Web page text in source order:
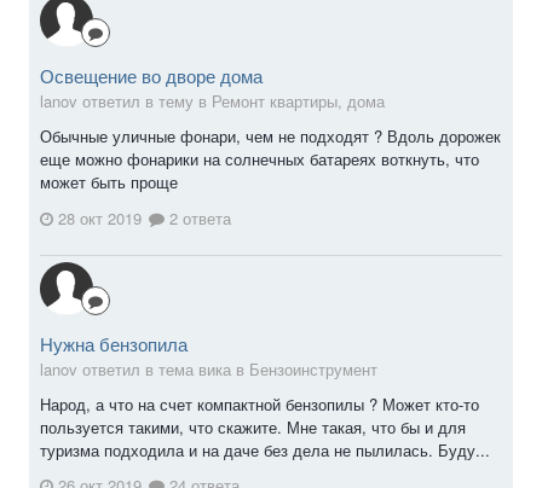
Освещение во дворе дома
lanov ответил в тему в Ремонт квартиры, дома
Обычные уличные фонари, чем не подходят ? Вдоль дорожек
еще можно фонарики на солнечных батареях воткнуть, что
может быть проще
28 окт 2019
2 ответа
Нужна бензопила
lanov ответил в тема вика в Бензоинструмент
Народ, а что на счет компактной бензопилы ? Может кто-то
пользуется такими, что скажите. Мне такая, что бы и для
туризма подходила и на даче без дела не пылилась. Буду...